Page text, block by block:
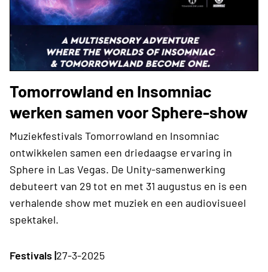
Tomorrowland en Insomniac
werken samen voor Sphere-show
Muziekfestivals Tomorrowland en Insomniac
ontwikkelen samen een ​​driedaagse ervaring in
Sphere in Las Vegas. De Unity-samenwerking
debuteert van 29 tot en met 31 augustus en is een
verhalende show met muziek en een audiovisueel
spektakel.
Festivals |27-3-2025